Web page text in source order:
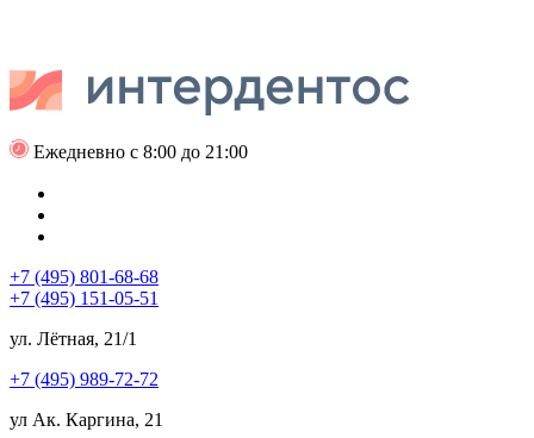
Ежедневно с 8:00 до 21:00
+7 (495) 801-68-68
+7 (495) 151-05-51
ул. Лётная, 21/1
+7 (495) 989-72-72
ул Ак. Каргина, 21